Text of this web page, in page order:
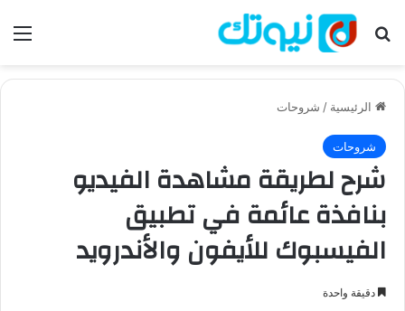
بحث عن
الرئيسية / شروحات
شروحات
شرح لطريقة مشاهدة الفيديو
بنافذة عائمة في تطبيق
الفيسبوك للأيفون والأندرويد
دقيقة واحدة